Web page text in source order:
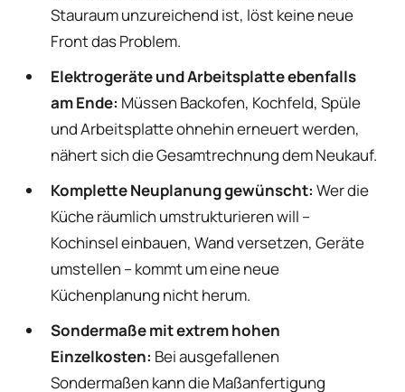
Stauraum unzureichend ist, löst keine neue
Front das Problem.
Elektrogeräte und Arbeitsplatte ebenfalls
am Ende: Müssen Backofen, Kochfeld, Spüle
und Arbeitsplatte ohnehin erneuert werden,
nähert sich die Gesamtrechnung dem Neukauf.
Komplette Neuplanung gewünscht: Wer die
Küche räumlich umstrukturieren will –
Kochinsel einbauen, Wand versetzen, Geräte
umstellen – kommt um eine neue
Küchenplanung nicht herum.
Sondermaße mit extrem hohen
Einzelkosten: Bei ausgefallenen
Sondermaßen kann die Maßanfertigung